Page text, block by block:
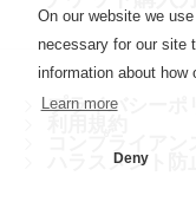
プライバシーポ
コンプライア
ハラスメント
On our website we
necessary for our site
information about how
Learn more
Deny